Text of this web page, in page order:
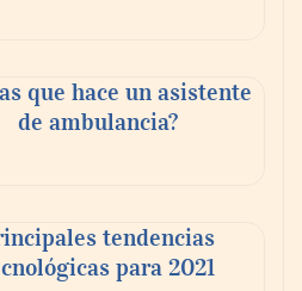
Corazón regresa a
aumenta al
la cartera sana en
que hace un asistente
de ambulancia?
tendencias
para 2021